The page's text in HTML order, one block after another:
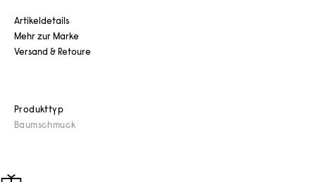
Produkttyp
Baumschmuck
Artikeldetails
Mehr zur Marke
Versand & Retoure